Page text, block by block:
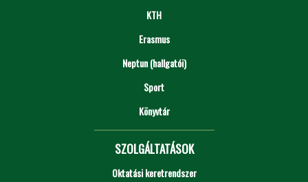
KTH
Erasmus
Neptun (hallgatói)
Sport
Könyvtár
SZOLGÁLTATÁSOK
Oktatási keretrendszer